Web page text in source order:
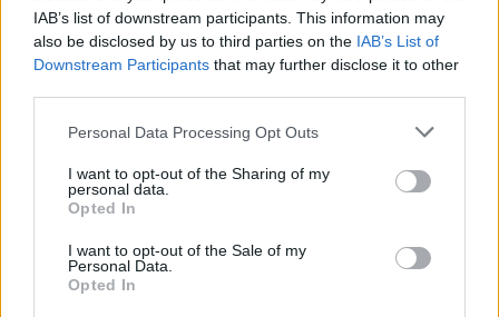
IAB’s list of downstream participants. This information may
also be disclosed by us to third parties on the IAB’s List of
Downstream Participants that may further disclose it to other
Please note that this website/app uses one or more Google
not limited to your visit or usage behaviour. You may click to
grant or deny consent to Google and its third-party tags to
use your data for below specified purposes in below Google
consent section.
Personal Data Processing Opt Outs
I want to opt-out of the Sharing of my
personal data.
Opted In
I want to opt-out of the Sale of my
Personal Data.
Opted In